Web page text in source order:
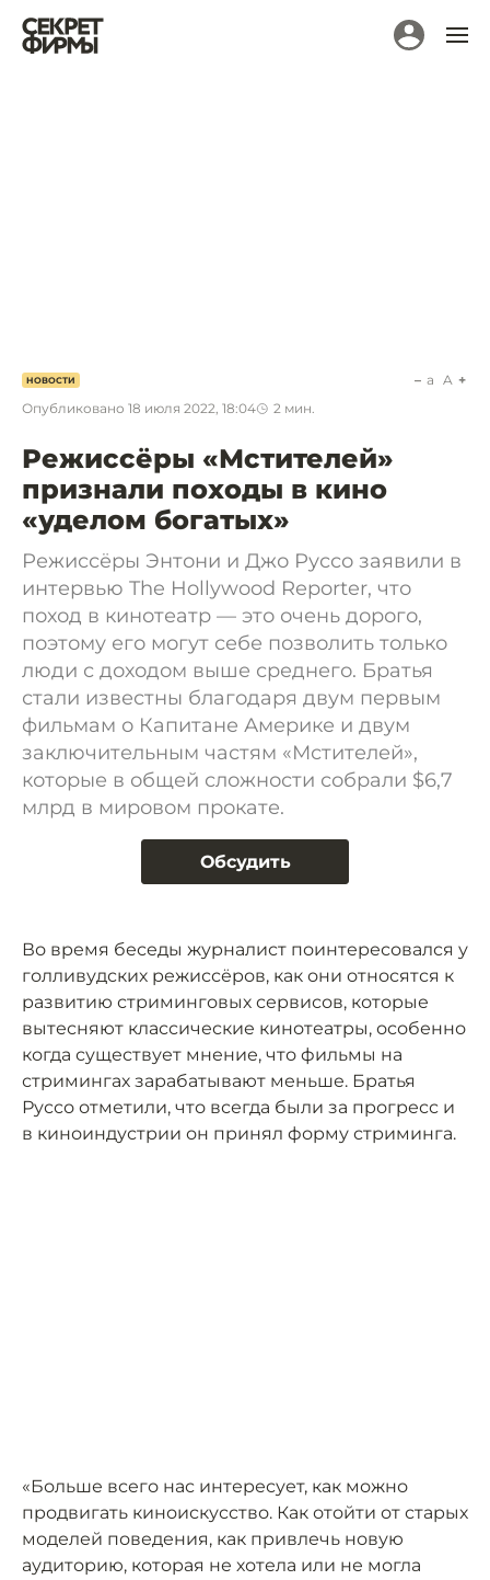
НОВОСТИ
Опубликовано 18 июля 2022, 18:04 2 мин.
a A
Режиссёры «Мстителей»
признали походы в кино
«уделом богатых»
Режиссёры Энтони и Джо Руссо заявили в
интервью The Hollywood Reporter, что
поход в кинотеатр — это очень дорого,
поэтому его могут себе позволить только
люди с доходом выше среднего. Братья
стали известны благодаря двум первым
фильмам о Капитане Америке и двум
заключительным частям «Мстителей»,
которые в общей сложности собрали $6,7
млрд в мировом прокате.
Обсудить
Во время беседы журналист поинтересовался у
голливудских режиссёров, как они относятся к
развитию стриминговых сервисов, которые
вытесняют классические кинотеатры, особенно
когда существует мнение, что фильмы на
стримингах зарабатывают меньше. Братья
Руссо отметили, что всегда были за прогресс и
в киноиндустрии он принял форму стриминга.
«Больше всего нас интересует, как можно
продвигать киноискусство. Как отойти от старых
моделей поведения, как привлечь новую
аудиторию, которая не хотела или не могла